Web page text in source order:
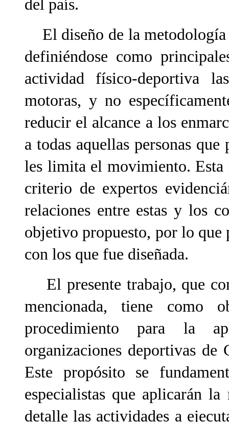
del país.
El diseño de la metodología
definiéndose como
actividad físico-deportiva
motoras, y no
reducir el alcance a los
a todas aquellas personas
les limita el movimiento. Esta
criterio de expertos
relaciones entre estas y los
objetivo propuesto, por lo que
con los que fue diseñada.
El presente trabajo, que
mencionada, tiene como
procedimiento para la
organizaciones deportivas
Este propósito se
especialistas que aplicarán
detalle las actividades a